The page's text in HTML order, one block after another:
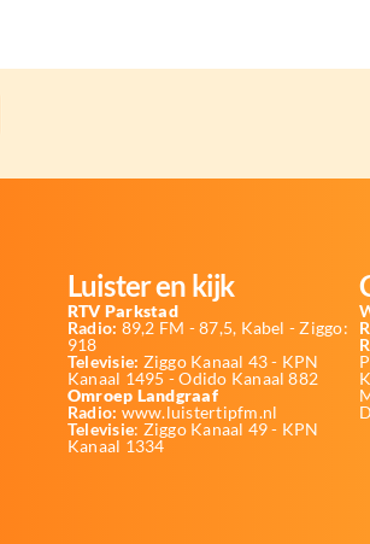
Luister en kijk
RTV Parkstad
Radio: 89,2 FM - 87,5, Kabel - Ziggo:
918
Televisie: Ziggo Kanaal 43 - KPN
Kanaal 1495 - Odido Kanaal 882
Omroep Landgraaf
Radio: www.luistertipfm.nl
Televisie: Ziggo Kanaal 49 - KPN
Kanaal 1334